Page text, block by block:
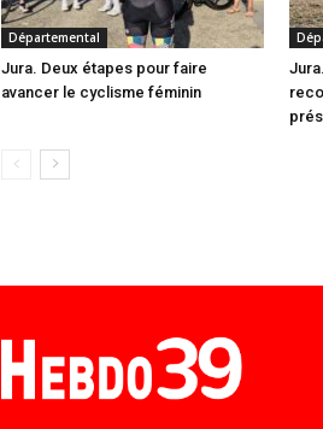
Départemental
Jura. Deux étapes pour faire
avancer le cyclisme féminin